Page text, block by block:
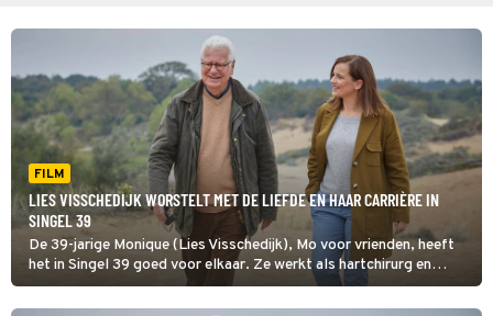
FILM
LIES VISSCHEDIJK WORSTELT MET DE LIEFDE EN HAAR CARRIÈRE IN
SINGEL 39
De 39-jarige Monique (Lies Visschedijk), Mo voor vrienden, heeft
het in Singel 39 goed voor elkaar. Ze werkt als hartchirurg en
woont in een mooi pand aan de Singel in Den Haag.